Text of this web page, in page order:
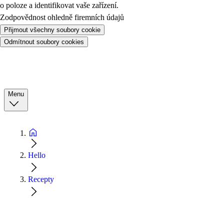
o poloze a identifikovat vaše zařízení.
Zodpovědnost ohledně firemních údajů
Přijmout všechny soubory cookie
Odmítnout soubory cookies
Menu
Hello
Recepty